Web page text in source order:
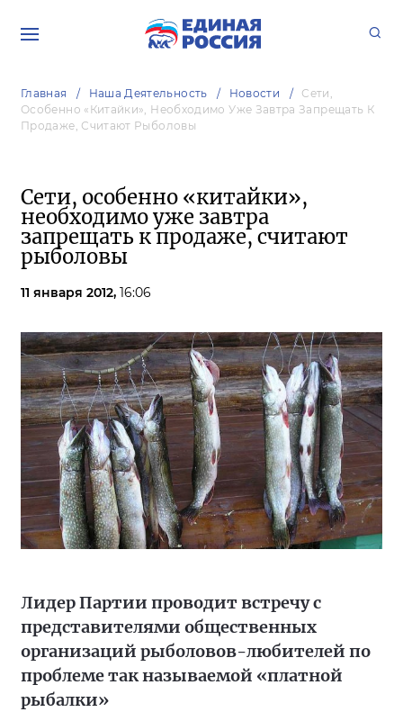
Главная Наша Деятельность Новости
Сети,
Особенно «китайки», Необходимо Уже Завтра Запрещать К
Продаже, Считают Рыболовы
Сети, особенно «китайки»,
необходимо уже завтра
запрещать к продаже, считают
рыболовы
11 января 2012, 16:06
Лидер Партии проводит встречу с
представителями общественных
организаций рыболовов-любителей по
проблеме так называемой «платной
рыбалки»